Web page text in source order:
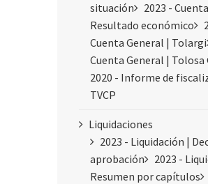
situación
2023 -
Resultado económico
Cuenta General | Tolargi
Cuenta General | Tolosa
2020 - Informe de
TVCP
Liquidaciones
2023 - Liquidación |
aprobación
2023 -
Resumen por capítulos